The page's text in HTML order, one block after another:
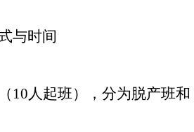
与时间
10人起班），分为脱产班和